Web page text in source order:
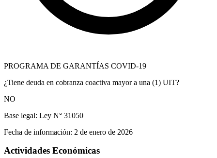
PROGRAMA DE GARANTÍAS COVID-19
¿Tiene deuda en cobranza coactiva mayor a una (1) UIT?
NO
Base legal: Ley N° 31050
Fecha de información: 2 de enero de 2026
Actividades Económicas